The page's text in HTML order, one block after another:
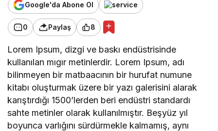
Google'da Abone Ol
0 Paylaş 8
Lorem Ipsum, dizgi ve baskı endüstrisinde
kullanılan mıgır metinlerdir. Lorem Ipsum, adı
bilinmeyen bir matbaacının bir hurufat numune
kitabı oluşturmak üzere bir yazı galerisini alarak
karıştırdığı 1500’lerden beri endüstri standardı
sahte metinler olarak kullanılmıştır. Beşyüz yıl
boyunca varlığını sürdürmekle kalmamış, aynı